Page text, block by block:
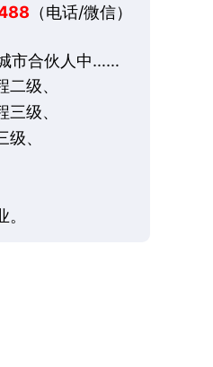
（电话/微信）
市合伙人中……
级、
级、
、